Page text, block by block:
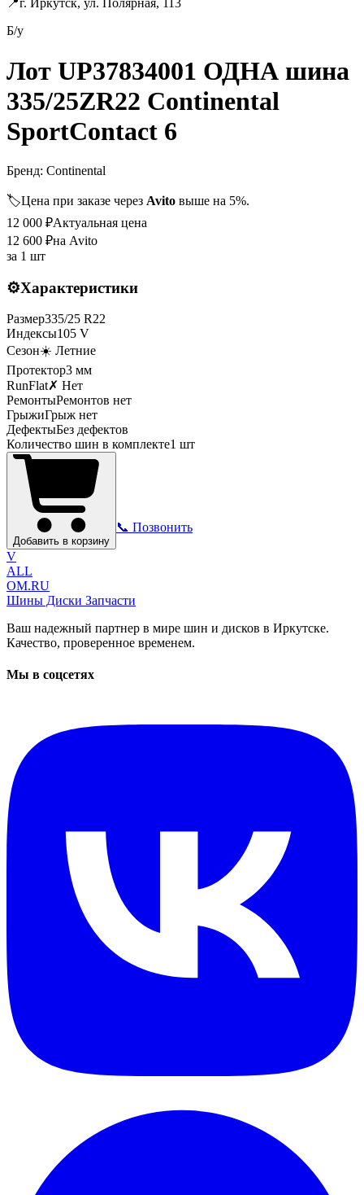
📍г. Иркутск, ул. Полярная, 113
Б/у
Лот UP37834001 ОДНА шина
335/25ZR22 Continental
SportContact 6
Бренд: Continental
🏷️Цена при заказе через Avito выше на 5%.
12 000 ₽Актуальная цена
12 600 ₽на Avito
за 1 шт
⚙️Характеристики
Размер335/25 R22
Индексы105 V
Сезон☀️ Летние
Протектор3 мм
RunFlat✗ Нет
РемонтыРемонтов нет
ГрыжиГрыж нет
ДефектыБез дефектов
Количество шин в комплекте1 шт
Добавить в корзину
📞 Позвонить
V
ALL
OM.RU
Шины Диски Запчасти
Ваш надежный партнер в мире шин и дисков в Иркутске.
Качество, проверенное временем.
Мы в соцсетях